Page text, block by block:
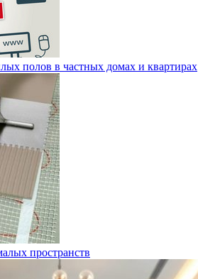
полов в частных домах и квартирах
пространств